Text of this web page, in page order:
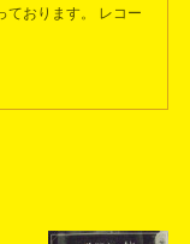
ております。 レコー